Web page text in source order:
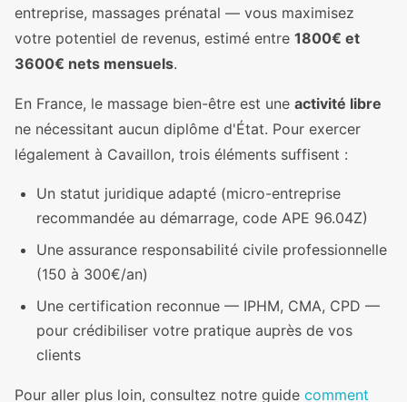
entreprise, massages prénatal — vous maximisez
votre potentiel de revenus, estimé entre 1800€ et
3600€ nets mensuels.
En France, le massage bien-être est une activité libre
ne nécessitant aucun diplôme d'État. Pour exercer
légalement à Cavaillon, trois éléments suffisent :
Un statut juridique adapté (micro-entreprise
recommandée au démarrage, code APE 96.04Z)
Une assurance responsabilité civile professionnelle
(150 à 300€/an)
Une certification reconnue — IPHM, CMA, CPD —
pour crédibiliser votre pratique auprès de vos
clients
Pour aller plus loin, consultez notre guide comment